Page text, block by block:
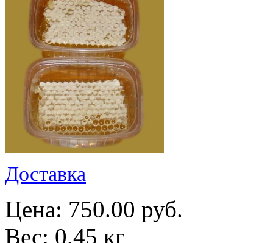
Доставка
Цена: 750.00 руб.
Вес: 0.45 кг